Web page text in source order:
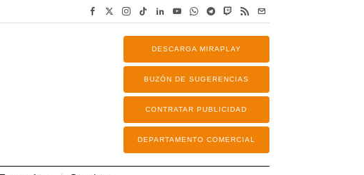
DESCARGA MIRAPLAY
BUZÓN DE SUGERENCIAS
CONTRATAR PUBLICIDAD
DEPARTAMENTO COMERCIAL